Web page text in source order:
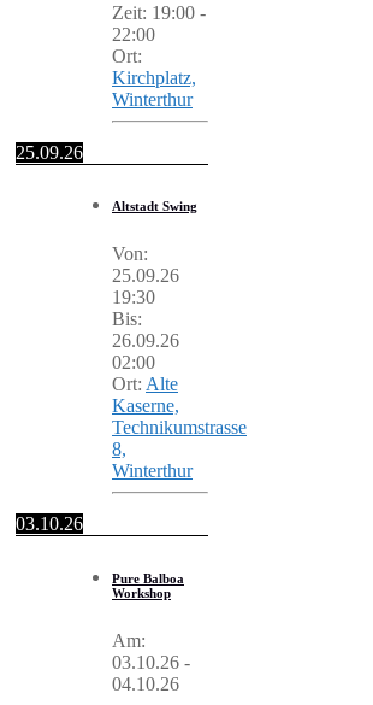
Zeit: 19:00 -
22:00
Ort:
Kirchplatz,
Winterthur
25.09.26
Altstadt Swing
Von:
25.09.26
19:30
Bis:
26.09.26
02:00
Ort: Alte
Kaserne,
Technikumstrasse
8,
Winterthur
03.10.26
Pure Balboa
Workshop
Am:
03.10.26 -
04.10.26